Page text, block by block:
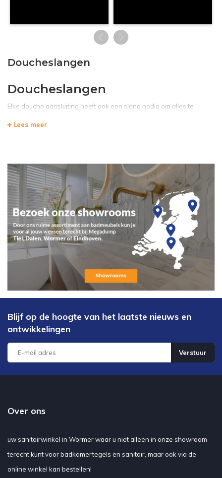
Doucheslangen
Doucheslangen
Elke douche aansluiting heeft ook een slang nodig om alles te
doucheslangen van verschillende maten en types. Doucheslangen
Alle doucheslangen zijn gemaakt hoogwaardige materialen als PVC
of RVS en zijn er van verzekerd lang mee te gaan zonder
problemen te krijgen. De slangen heb een strak uiterlijk en passen
bij iedere badkamer.
Lees meer
Blijf op de hoogte van het laatste nieuws en
ontwikkelingen
Verstuur
Over ons
uw sanitairwinkel in Wormer waar u niet alleen in onze showroom
terecht kunt voor badkamertegels en sanitair, maar ook via de
online winkel kan bestellen!